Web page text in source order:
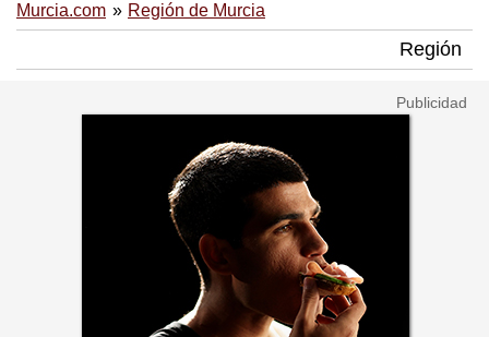
Murcia.com Región de Murcia
Región